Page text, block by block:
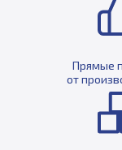
Прямые
от